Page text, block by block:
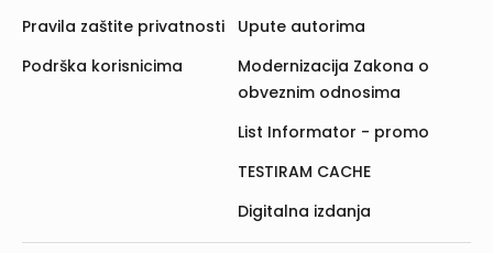
Pravila zaštite privatnosti
Podrška korisnicima
Upute autorima
Modernizacija Zakona o
obveznim odnosima
List Informator - promo
TESTIRAM CACHE
Digitalna izdanja